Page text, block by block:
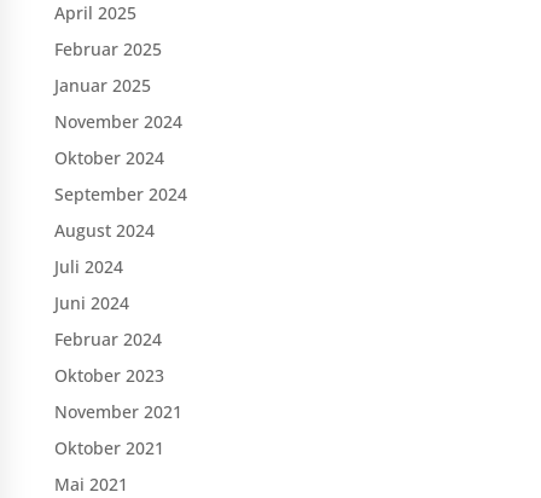
April 2025
Februar 2025
Januar 2025
November 2024
Oktober 2024
September 2024
August 2024
Juli 2024
Juni 2024
Februar 2024
Oktober 2023
November 2021
Oktober 2021
Mai 2021